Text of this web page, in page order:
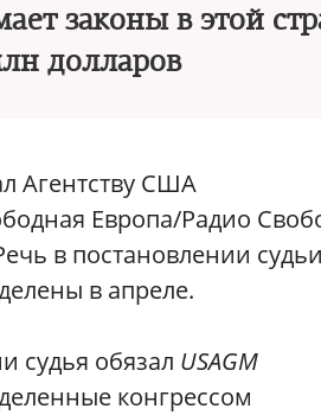
законы в этой
долларов
Агентству США
Европа/Радио
в постановлении судьи
в апреле.
судья обязал USAGM
конгрессом